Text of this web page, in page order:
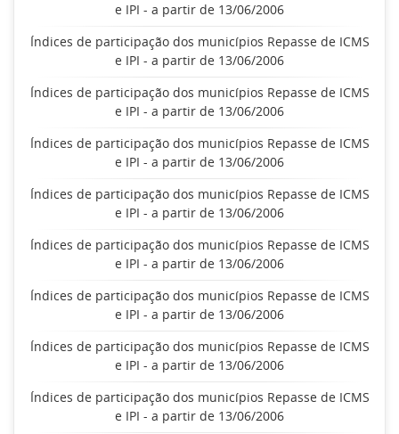
e IPI - a partir de 13/06/2006
Índices de participação dos municípios Repasse de ICMS
e IPI - a partir de 13/06/2006
Índices de participação dos municípios Repasse de ICMS
e IPI - a partir de 13/06/2006
Índices de participação dos municípios Repasse de ICMS
e IPI - a partir de 13/06/2006
Índices de participação dos municípios Repasse de ICMS
e IPI - a partir de 13/06/2006
Índices de participação dos municípios Repasse de ICMS
e IPI - a partir de 13/06/2006
Índices de participação dos municípios Repasse de ICMS
e IPI - a partir de 13/06/2006
Índices de participação dos municípios Repasse de ICMS
e IPI - a partir de 13/06/2006
Índices de participação dos municípios Repasse de ICMS
e IPI - a partir de 13/06/2006